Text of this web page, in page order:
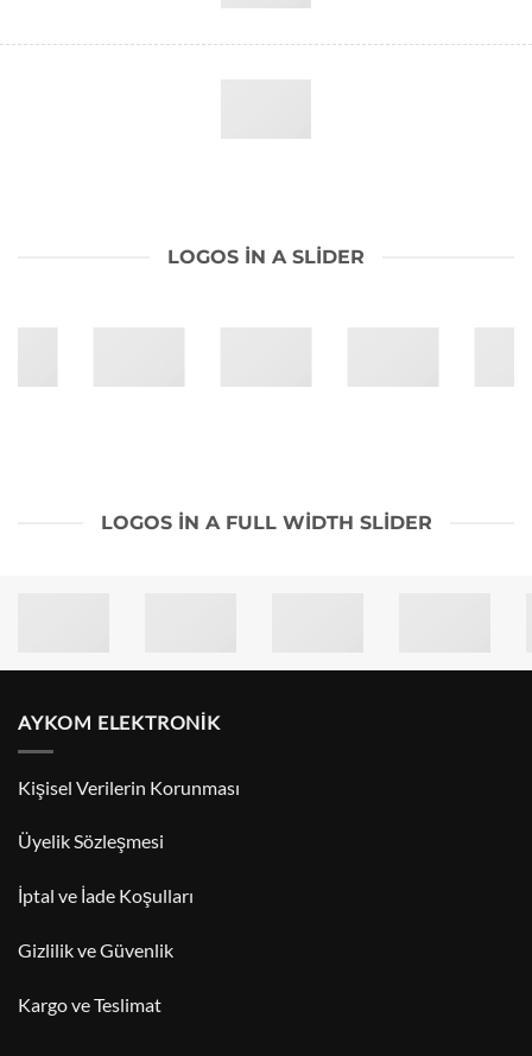
LOGOS IN A SLIDER
LOGOS IN A FULL WIDTH SLIDER
AYKOM ELEKTRONİK
Kişisel Verilerin Korunması
Üyelik Sözleşmesi
İptal ve İade Koşulları
Gizlilik ve Güvenlik
Kargo ve Teslimat